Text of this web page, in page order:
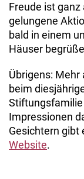
Freude ist ganz
gelungene
bald in einem
Häuser
Übrigens: Mehr
beim
Stiftungsfamilie
Impressionen
Gesichtern gibt
Website.